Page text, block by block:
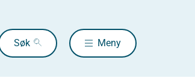
Søk Meny